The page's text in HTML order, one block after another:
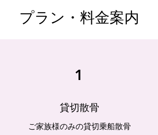
​プラン・料金案内
1
貸切散骨
ご家族様のみの貸切乗船散骨